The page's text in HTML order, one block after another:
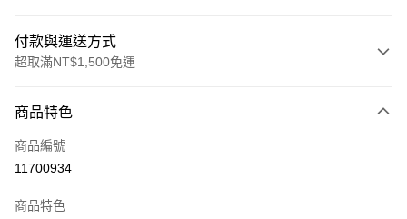
付款與運送方式
超取滿NT$1,500免運
信用卡一次付款
信用卡分期付款
合作金庫商業銀行
商品特色
商品編號
11700934
商品特色